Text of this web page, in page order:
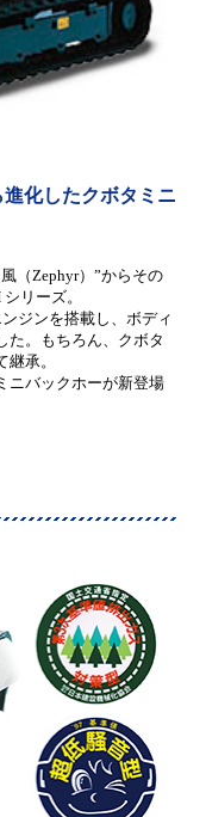
化したクボタミニ
（Zephyr）”からその
リーズ。
ジンを搭載し、ボディ
た。もちろん、クボタ
承。
ニバックホーが新登場